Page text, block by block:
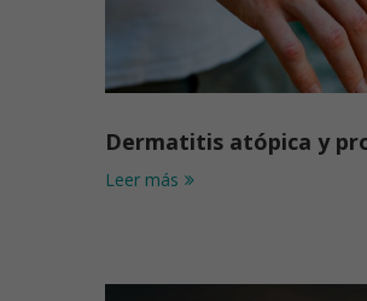
Dermatitis atópica y
Leer más